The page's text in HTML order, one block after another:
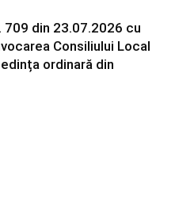
709 din 23.07.2026 cu
Consiliului Local
ordinară din